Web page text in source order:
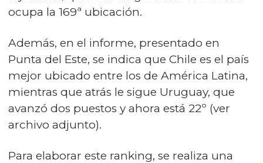
ocupa la 169ª ubicación.
Además, en el informe, presentado en
Punta del Este, se indica que Chile es el país
mejor ubicado entre los de América Latina,
mientras que atrás le sigue Uruguay, que
avanzó dos puestos y ahora está 22º (ver
archivo adjunto).
Para elaborar este ranking, se realiza una